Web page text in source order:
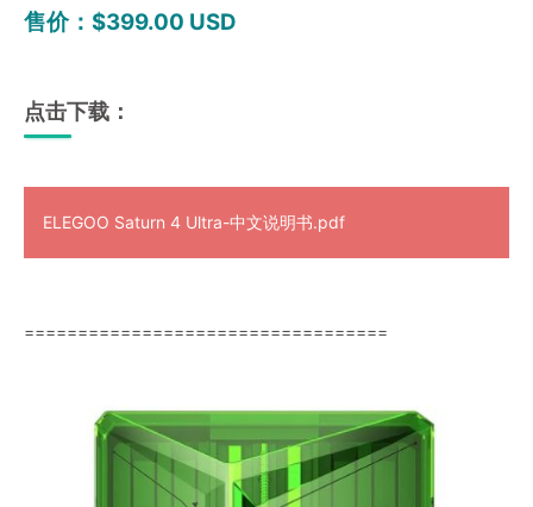
售价：$399.00 USD
点击下载：
ELEGOO Saturn 4 Ultra-中文说明书.pdf
==================================